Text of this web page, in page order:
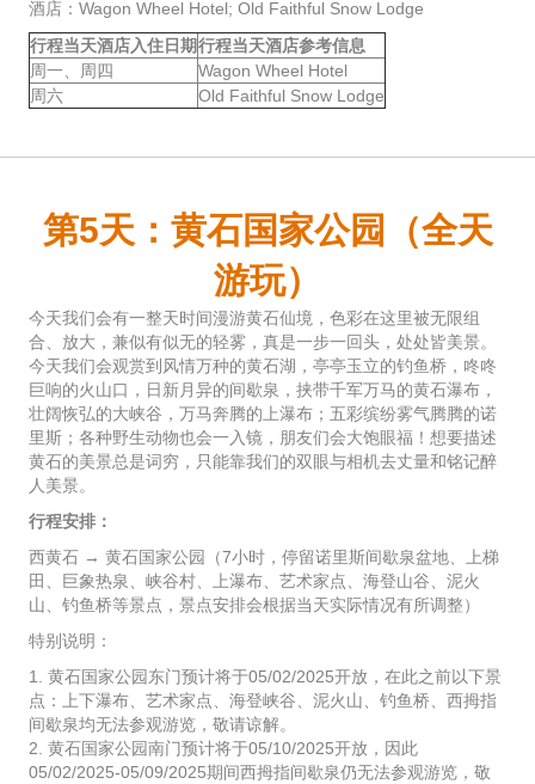
酒店：Wagon Wheel Hotel; Old Faithful Snow Lodge
行程当天酒店入住日期行程当天酒店参考信息
周一、周四
Wagon Wheel Hotel
周六
Old Faithful Snow Lodge
第5天：黄石国家公园（全天
游玩）
今天我们会有一整天时间漫游黄石仙境，色彩在这里被无限组
合、放大，兼似有似无的轻雾，真是一步一回头，处处皆美景。
今天我们会观赏到风情万种的黄石湖，亭亭玉立的钓鱼桥，咚咚
巨响的火山口，日新月异的间歇泉，挟带千军万马的黄石瀑布，
壮阔恢弘的大峡谷，万马奔腾的上瀑布；五彩缤纷雾气腾腾的诺
里斯；各种野生动物也会一入镜，朋友们会大饱眼福！想要描述
黄石的美景总是词穷，只能靠我们的双眼与相机去丈量和铭记醉
人美景。
行程安排：
西黄石 → 黄石国家公园（7小时，停留诺里斯间歇泉盆地、上梯
田、巨象热泉、峡谷村、上瀑布、艺术家点、海登山谷、泥火
山、钓鱼桥等景点，景点安排会根据当天实际情况有所调整）
特别说明：
1. 黄石国家公园东门预计将于05/02/2025开放，在此之前以下景
点：上下瀑布、艺术家点、海登峡谷、泥火山、钓鱼桥、西拇指
间歇泉均无法参观游览，敬请谅解。
2. 黄石国家公园南门预计将于05/10/2025开放，因此
05/02/2025-05/09/2025期间西拇指间歇泉仍无法参观游览，敬